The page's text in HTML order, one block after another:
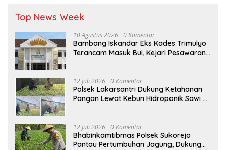
Top News Week
10 Agustus 2026 0 Komentar
Bambang Iskandar Eks Kades Trimulyo
Terancam Masuk Bui, Kejari Pesawaran
12 Juli 2026 0 Komentar
Polsek Lakarsantri Dukung Ketahanan
Pangan Lewat Kebun Hidroponik Sawi di
12 Juli 2026 0 Komentar
Bhabinkamtibmas Polsek Sukorejo
Pantau Pertumbuhan Jagung, Dukung